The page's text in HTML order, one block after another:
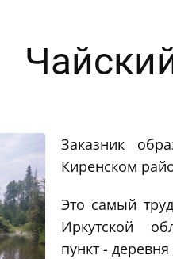
Заказник
Киренском
Это самый
Иркутской
пункт -